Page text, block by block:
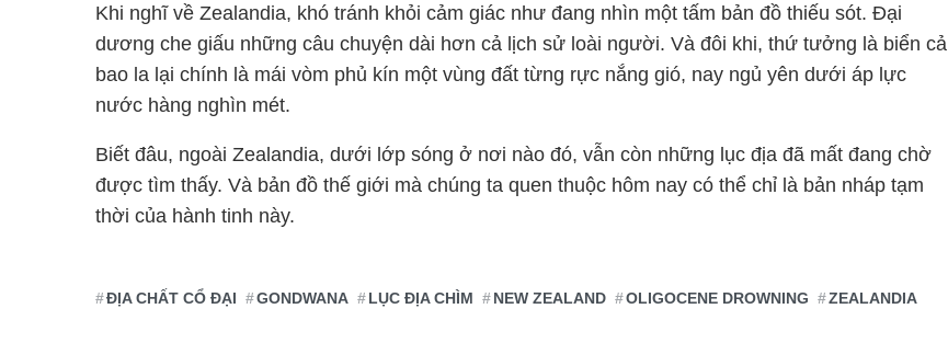
Khi nghĩ về Zealandia, khó tránh khỏi cảm giác như đang nhìn một tấm bản đồ thiếu sót. Đại
dương che giấu những câu chuyện dài hơn cả lịch sử loài người. Và đôi khi, thứ tưởng là biển cả
bao la lại chính là mái vòm phủ kín một vùng đất từng rực nắng gió, nay ngủ yên dưới áp lực
nước hàng nghìn mét.
Biết đâu, ngoài Zealandia, dưới lớp sóng ở nơi nào đó, vẫn còn những lục địa đã mất đang chờ
được tìm thấy. Và bản đồ thế giới mà chúng ta quen thuộc hôm nay có thể chỉ là bản nháp tạm
thời của hành tinh này.
ĐỊA CHẤT CỔ ĐẠI GONDWANA LỤC ĐỊA CHÌM NEW ZEALAND OLIGOCENE DROWNING ZEALANDIA